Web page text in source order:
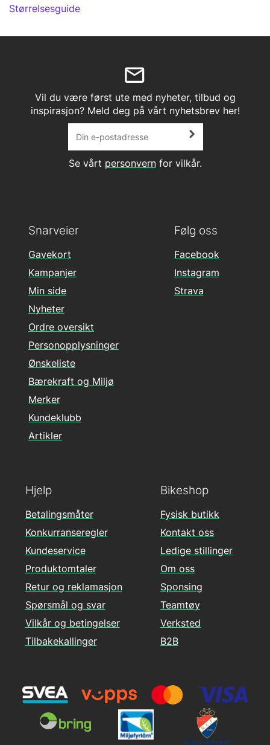
Størrelsesguide
Vil du være først ute med nyheter, tilbud og
inspirasjon? Meld deg på vårt nyhetsbrev her!
Se vårt personvernfor vilkår.
Følg oss
Facebook
Instagram
Strava
Hjelp
Betalingsmåter
Konkurranseregler
Kundeservice
Produktomtaler
Retur og reklamasjon
Spørsmål og svar
Vilkår og betingelser
Tilbakekallinger
Snarveier
Gavekort
Kampanjer
Min side
Nyheter
Ordre oversikt
Personopplysninger
Ønskeliste
Bærekraft og Miljø
Merker
Kundeklubb
Artikler
Bikeshop
Fysisk butikk
Kontakt oss
Ledige stillinger
Om oss
Sponsing
Teamtøy
Verksted
B2B